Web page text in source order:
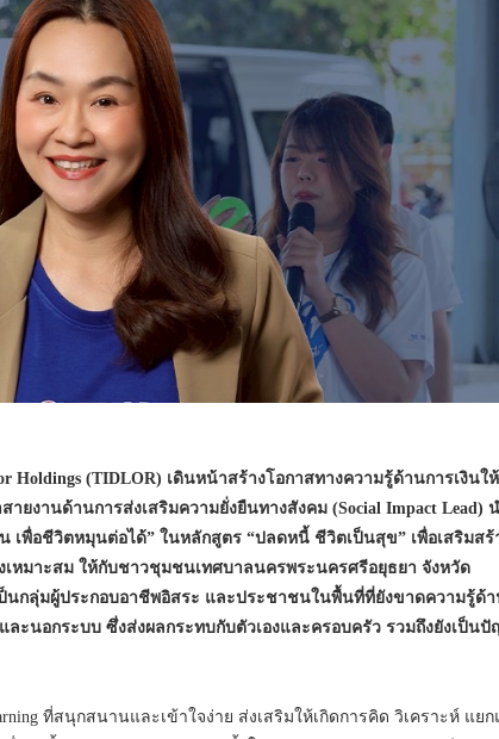
(TIDLOR) เดินหน้าสร้างโอกาสทางความรู้ด้านการเงินใ
ยงานด้านการส่งเสริมความยั่งยืนทางสังคม (Social Impact Lead)
เพื่อชีวิตหมุนต่อได้” ในหลักสูตร “ปลดหนี้ ชีวิตเป็นสุข” เพื่อเสริมสร้
หมาะสม ให้กับชาวชุมชนเทศบาลนครพระนครศรีอยุธยา จังหวัด
กลุ่มผู้ประกอบอาชีพอิสระ และประชาชนในพื้นที่ที่ยังขาดความรู้ด้า
นอกระบบ ซึ่งส่งผลกระทบกับตัวเองและครอบครัว รวมถึงยังเป็นปั
ที่สนุกสนานและเข้าใจง่าย ส่งเสริมให้เกิดการคิด วิเคราะห์ แยก